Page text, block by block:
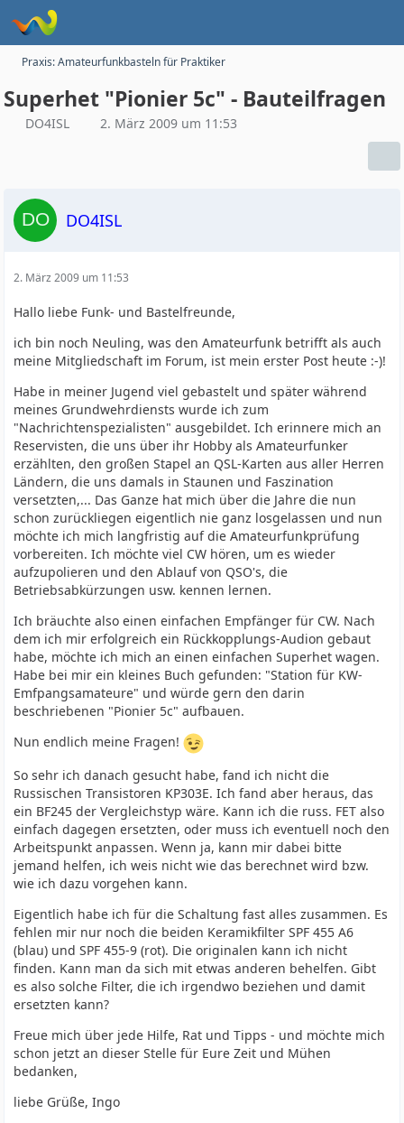
Praxis: Amateurfunkbasteln für Praktiker
Superhet "Pionier 5c" - Bauteilfragen
DO4ISL 2. März 2009 um 11:53
DO4ISL
2. März 2009 um 11:53
Hallo liebe Funk- und Bastelfreunde,
ich bin noch Neuling, was den Amateurfunk betrifft als auch
meine Mitgliedschaft im Forum, ist mein erster Post heute :-)!
Habe in meiner Jugend viel gebastelt und später während
meines Grundwehrdiensts wurde ich zum
"Nachrichtenspezialisten" ausgebildet. Ich erinnere mich an
Reservisten, die uns über ihr Hobby als Amateurfunker
erzählten, den großen Stapel an QSL-Karten aus aller Herren
Ländern, die uns damals in Staunen und Faszination
versetzten,... Das Ganze hat mich über die Jahre die nun
schon zurückliegen eigentlich nie ganz losgelassen und nun
möchte ich mich langfristig auf die Amateurfunkprüfung
vorbereiten. Ich möchte viel CW hören, um es wieder
aufzupolieren und den Ablauf von QSO's, die
Betriebsabkürzungen usw. kennen lernen.
Ich bräuchte also einen einfachen Empfänger für CW. Nach
dem ich mir erfolgreich ein Rückkopplungs-Audion gebaut
habe, möchte ich mich an einen einfachen Superhet wagen.
Habe bei mir ein kleines Buch gefunden: "Station für KW-
Emfpangsamateure" und würde gern den darin
beschriebenen "Pionier 5c" aufbauen.
Nun endlich meine Fragen!
So sehr ich danach gesucht habe, fand ich nicht die
Russischen Transistoren KP303E. Ich fand aber heraus, das
ein BF245 der Vergleichstyp wäre. Kann ich die russ. FET also
einfach dagegen ersetzten, oder muss ich eventuell noch den
Arbeitspunkt anpassen. Wenn ja, kann mir dabei bitte
jemand helfen, ich weis nicht wie das berechnet wird bzw.
wie ich dazu vorgehen kann.
Eigentlich habe ich für die Schaltung fast alles zusammen. Es
fehlen mir nur noch die beiden Keramikfilter SPF 455 A6
(blau) und SPF 455-9 (rot). Die originalen kann ich nicht
finden. Kann man da sich mit etwas anderen behelfen. Gibt
es also solche Filter, die ich irgendwo beziehen und damit
ersetzten kann?
Freue mich über jede Hilfe, Rat und Tipps - und möchte mich
schon jetzt an dieser Stelle für Eure Zeit und Mühen
bedanken,
liebe Grüße, Ingo